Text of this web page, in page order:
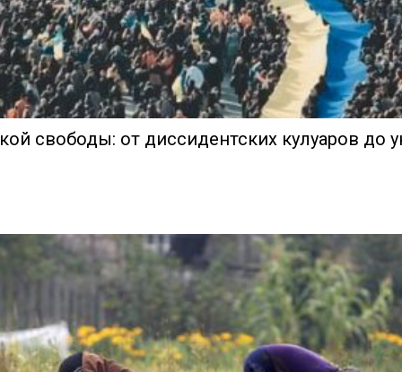
свободы: от диссидентских кулуаров до